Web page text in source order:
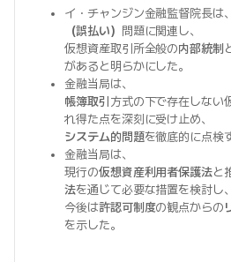
イ・チャンジン金融監督院長は
（誤払い） 問題に関連し、
仮想資産取引所全般の内部統制
があると明らかにした。
金融当局は、
帳簿取引 方式の下で存在しない
れ得た点を深刻に受け止め、
システム的問題を徹底的に点検
金融当局は、
現行の仮想資産利用者保護法と
法を通じて必要な措置を検討し、
今後は許認可制度の観点からの
を示した。